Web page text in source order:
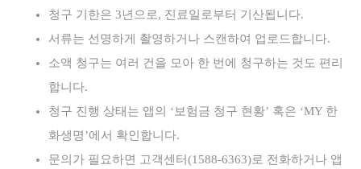
청구 기한은 3년으로, 진료일로부터 기산됩니다.
서류는 선명하게 촬영하거나 스캔하여 업로드합니다.
소액 청구는 여러 건을 모아 한 번에 청구하는 것도 편리
합니다.
청구 진행 상태는 앱의 ‘보험금 청구 현황’ 혹은 ‘MY 한
화생명’에서 확인합니다.
문의가 필요하면 고객센터(1588-6363)로 전화하거나 앱